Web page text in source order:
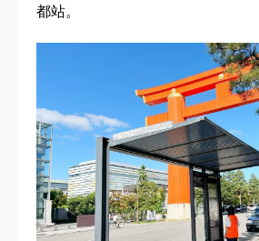
都站。